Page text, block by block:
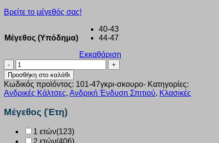
Βρείτε το μέγεθός σας!
Μέγεθος (Υπόδημα)
40-43
44-47
Εκκαθάριση
Κάλτσα
ανδρική
Πουρνάρα
100%
Μερσεριζέ
βαμβάκι
γκρι
2
Προσθήκη στο καλάθι
Κωδικός προϊόντος: 101-47γκρι-σκουρο- Κατηγορίες:
Ανδρικές Κάλτσες, Ανδρική Ένδυση Σπιτιού, Κλασικές
Μέγεθος (Έτη)
1 ετών(123)